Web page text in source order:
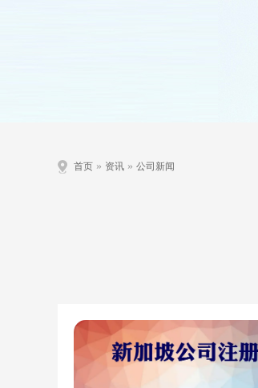
首页 » 资讯 » 公司新闻